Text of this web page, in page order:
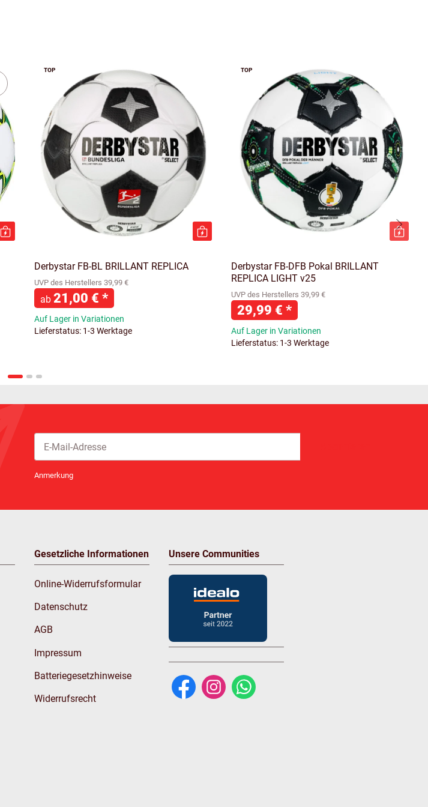
TOP
Derbystar FB-BL BRILLANT REPLICA
UVP des Herstellers 39,99 €
ab 21,00 € *
Auf Lager in Variationen
Lieferstatus: 1-3 Werktage
TOP
Derbystar FB-DFB Pokal BRILLANT
REPLICA LIGHT v25
UVP des Herstellers 39,99 €
29,99 € *
Auf Lager in Variationen
Lieferstatus: 1-3 Werktage
Anmerkung
Gesetzliche Informationen
Online-Widerrufsformular
Datenschutz
AGB
Impressum
Batteriegesetzhinweise
Widerrufsrecht
Unsere Communities